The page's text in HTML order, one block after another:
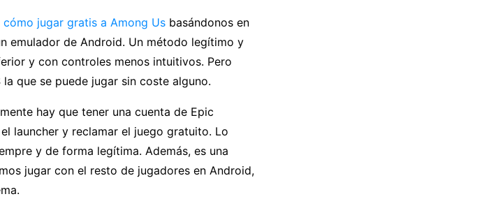
cómo jugar gratis a Among Us basándonos en
emulador de Android. Un método legítimo y
y con controles menos intuitivos. Pero
que se puede jugar sin coste alguno.
hay que tener una cuenta de Epic
launcher y reclamar el juego gratuito. Lo
y de forma legítima. Además, es una
jugar con el resto de jugadores en Android,